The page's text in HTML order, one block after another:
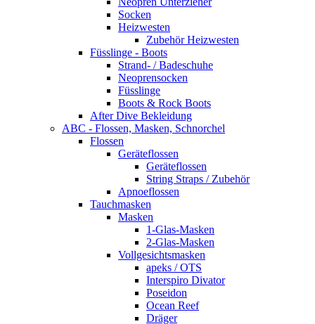
Socken
Heizwesten
Zubehör Heizwesten
Füsslinge - Boots
Strand- / Badeschuhe
Neoprensocken
Füsslinge
Boots & Rock Boots
After Dive Bekleidung
ABC - Flossen, Masken, Schnorchel
Flossen
Geräteflossen
Geräteflossen
String Straps / Zubehör
Apnoeflossen
Tauchmasken
Masken
1-Glas-Masken
2-Glas-Masken
Vollgesichtsmasken
apeks / OTS
Interspiro Divator
Poseidon
Ocean Reef
Dräger